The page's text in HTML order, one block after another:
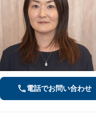
電話でお問い合わせ